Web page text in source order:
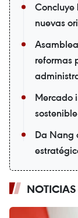
Concluye
nuevas
reformas
Mercado
Da Nang